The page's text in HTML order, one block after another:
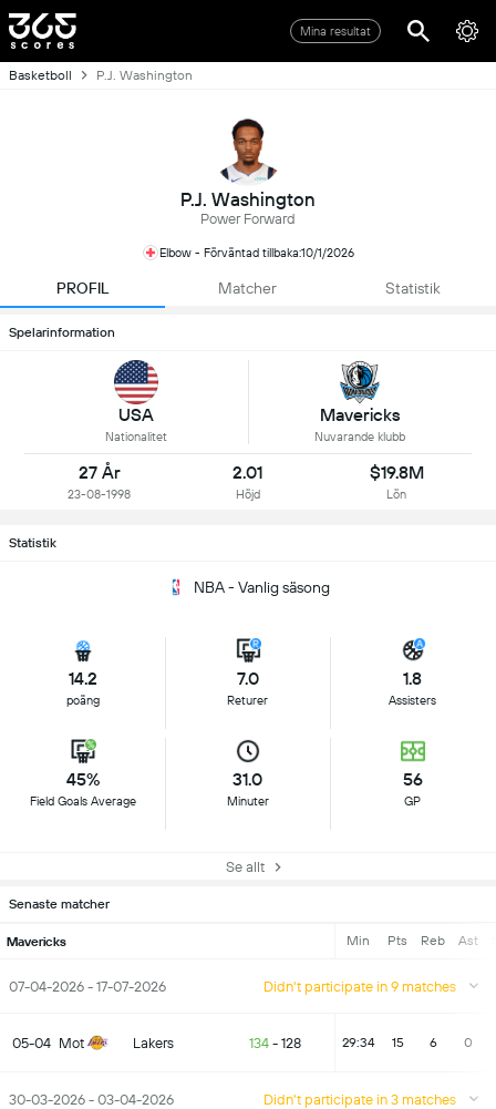
Mina resultat
Basketboll P.J. Washington
P.J. Washington
Power Forward
Elbow - Förväntad tillbaka:10/1/2026
PROFIL Matcher Statistik
Spelarinformation
USA
Nationalitet
Mavericks
Nuvarande klubb
27 År
23-08-1998
2.01
Höjd
$19.8M
Lön
Statistik
NBA - Vanlig säsong
14.2
poäng
7.0
Returer
1.8
Assisters
45%
Field Goals Average
31.0
Minuter
56
GP
Se allt
Senaste matcher
Mavericks Min Pts Reb Ast
07-04-2026 - 17-07-2026 Didn't participate in 9 matches
05-04 Mot Lakers 134- 128 29:34 15 6 0
30-03-2026 - 03-04-2026 Didn't participate in 3 matches